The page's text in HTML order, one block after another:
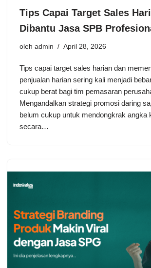
Tips Capai Target Sales
Dibantu Jasa SPB
oleh admin April 28, 2026
Tips capai target sales harian dan
penjualan harian sering kali menjadi
cukup berat bagi tim pemasaran
Mengandalkan strategi promosi daring
belum cukup untuk mendongkrak angka
secara…